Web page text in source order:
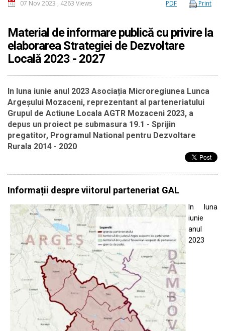
Print
PDF
07 Nov 2023 , 4263 Views
Material de informare publică cu privire la
elaborarea Strategiei de Dezvoltare
Locală 2023 - 2027
In luna iunie anul 2023 Asociația Microregiunea Lunca
Argeșului Mozaceni, reprezentant al parteneriatului
Grupul de Actiune Locala AGTR Mozaceni 2023, a
depus un proiect pe submasura 19.1 - Sprijin
pregatitor, Programul National pentru Dezvoltare
Rurala 2014 - 2020
Informații despre viitorul parteneriat GAL
In luna
iunie
anul
2023